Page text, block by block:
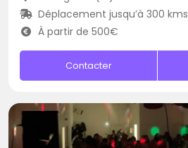
Déplacement jusqu’à 300 kms
À partir de 500€
Contacter